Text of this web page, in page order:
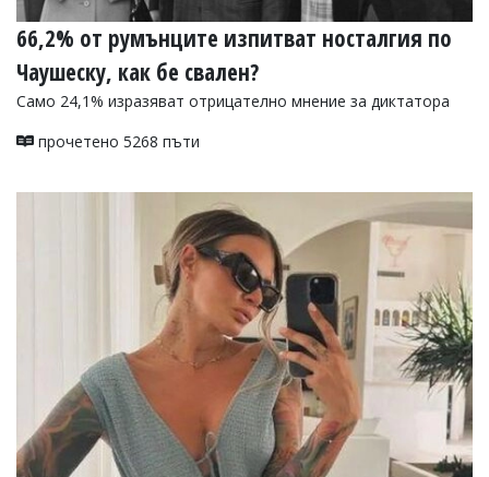
66,2% от румънците изпитват носталгия по
Чаушеску, как бе свален?
Само 24,1% изразяват отрицателно мнение за диктатора
прочетено 5268 пъти